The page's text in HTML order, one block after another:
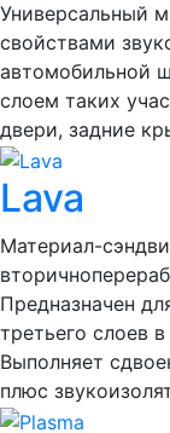
Универсальный
свойствами
автомобильной
слоем таких
двери, задние
Lava
Материал-
Предназначен
третьего слоев
Выполняет
плюс